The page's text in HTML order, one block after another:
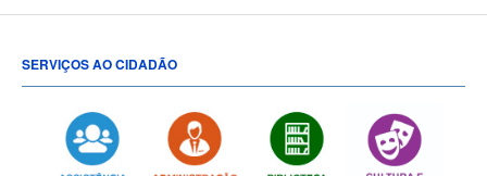
SERVIÇOS AO CIDADÃO